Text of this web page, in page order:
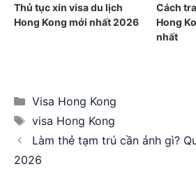
Thủ tục xin visa du lịch
Hong Kong mới nhất 2026
Cách
Hong
nhất
Categories
Visa Hong Kong
Tags
visa Hong Kong
Làm thẻ tạm trú cần ảnh gì?
2026